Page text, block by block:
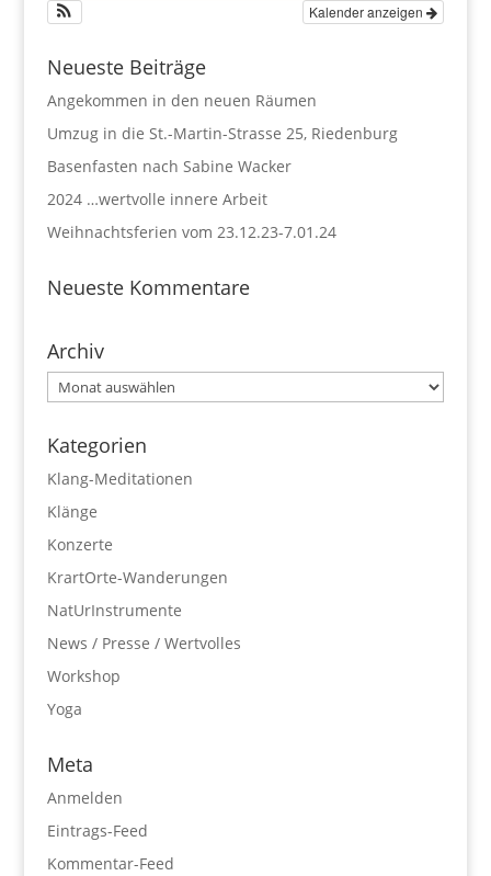
Kalender anzeigen
Neueste Beiträge
Angekommen in den neuen Räumen
Umzug in die St.-Martin-Strasse 25, Riedenburg
Basenfasten nach Sabine Wacker
2024 …wertvolle innere Arbeit
Weihnachtsferien vom 23.12.23-7.01.24
Neueste Kommentare
Archiv
Archiv
Kategorien
Klang-Meditationen
Klänge
Konzerte
KrartOrte-Wanderungen
NatUrInstrumente
News / Presse / Wertvolles
Workshop
Yoga
Meta
Anmelden
Eintrags-Feed
Kommentar-Feed